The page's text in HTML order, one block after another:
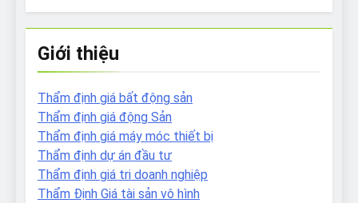
Giới thiệu
Thẩm định giá bất động sản
Thẩm định giá động Sản
Thẩm định giá máy móc thiết bị
Thẩm định dự án đầu tư
Thẩm định giá tri doanh nghiệp
Thẩm Định Giá tài sản vô hình